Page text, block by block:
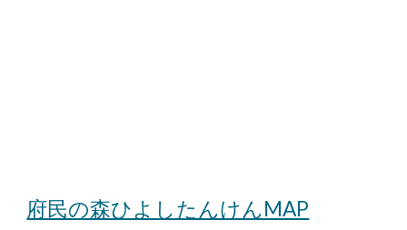
府民の森ひよしたんけんMAP